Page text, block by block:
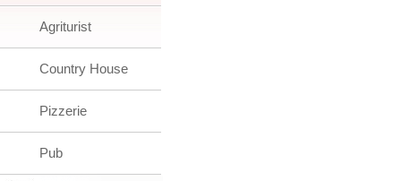
Agriturist
Country House
Pizzerie
Pub